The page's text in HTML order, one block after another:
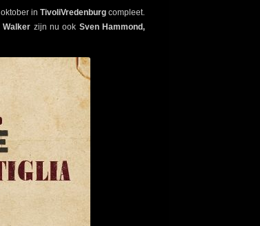
in TivoliVredenburgcompleet.
Walker zijn nu ook Sven Hammond,